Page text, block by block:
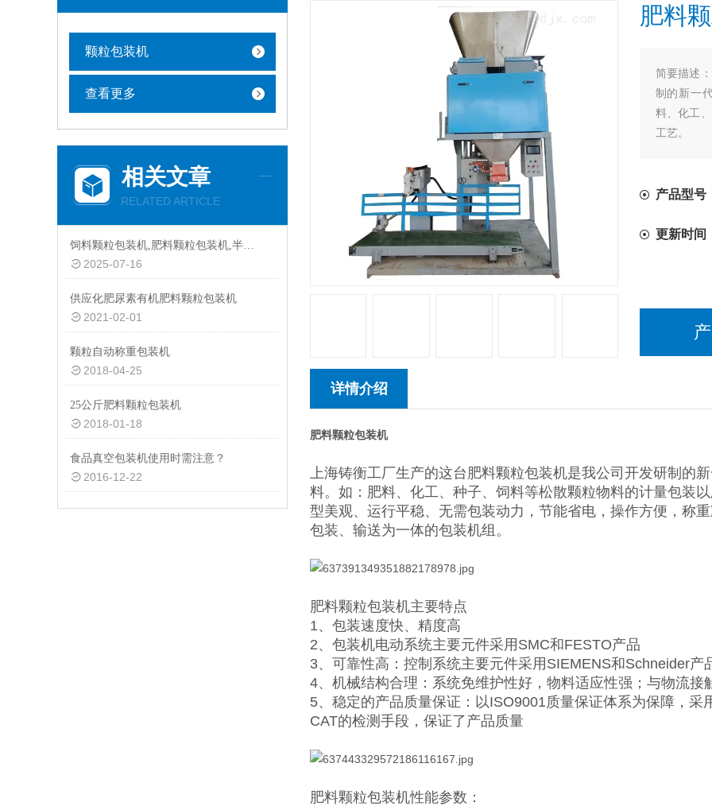
颗粒包装机
查看更多
相关文章
RELATED ARTICLE
饲料颗粒包装机,肥料颗粒包装机,半自动颗粒包装机厂家
2025-07-16
供应化肥尿素有机肥料颗粒包装机
2021-02-01
颗粒自动称重包装机
2018-04-25
25公斤肥料颗粒包装机
2018-01-18
食品真空包装机使用时需注意？
2016-12-22
肥料
简要描述：
制的新一
料、化工
工艺。
产品型号
更新时间
详情介绍
肥料颗粒包装机
上海铸衡工厂生产的这台肥料颗粒包装机是我公司开发研制的
料。如：肥料、化工、种子、饲料等松散颗粒物料的计量包装
型美观、运行平稳、无需包装动力，节能省电，操作方便，称
包装、输送为一体的包装机组。
肥料颗粒包装机主要特点
1、包装速度快、精度高
2、包装机电动系统主要元件采用SMC和FESTO产品
3、可靠性高：控制系统主要元件采用SIEMENS和Schneider产
4、机械结构合理：系统免维护性好，物料适应性强；与物流接
5、稳定的产品质量保证：以ISO9001质量保证体系为保障，
CAT的检测手段，保证了产品质量
肥料颗粒包装机性能参数：